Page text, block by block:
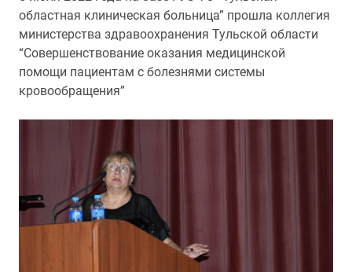
областная клиническая больница” прошла коллегия
министерства здравоохранения Тульской области
“Совершенствование оказания медицинской
помощи пациентам с болезнями системы
кровообращения”